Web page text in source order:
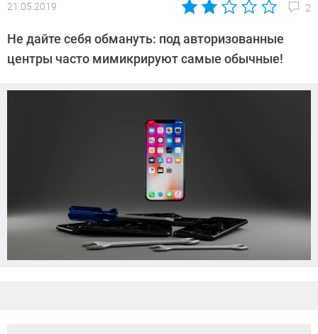
21.05.2019 2
Автор:
Воробьев
Не дайте себя обмануть: под авторизованные
центры часто мимикрируют самые обычные!